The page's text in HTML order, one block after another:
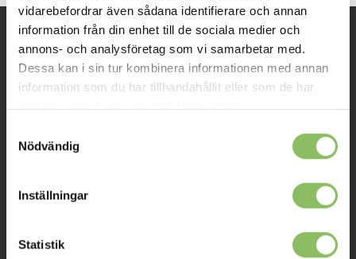
vidarebefordrar även sådana identifierare och annan
information från din enhet till de sociala medier och
annons- och analysföretag som vi samarbetar med.
Dessa kan i sin tur kombinera informationen med annan
information som du har tillhandahållit eller som de har
samlat in när du har använt deras tjänster.
Nödvändig
Inställningar
Statistik
INFORMATION
Köpvillkor
Prisgaranti